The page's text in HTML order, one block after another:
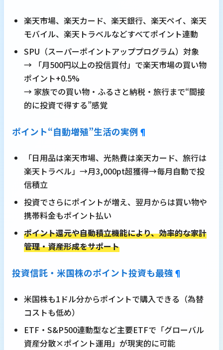
楽天市場、楽天カード、楽天銀行、楽天ペイ、楽天
モバイル、楽天トラベルなどすべてポイント連動
SPU（スーパーポイントアッププログラム）対象
→ 「月500円以上の投信買付」で楽天市場の買い物
ポイント+0.5%
→ 家族での買い物・ふるさと納税・旅行まで“間接
的に投資で得する”感覚
ポイント“自動増殖”生活の実例 ¶
「日用品は楽天市場、光熱費は楽天カード、旅行は
楽天トラベル」→月3,000pt超獲得→毎月自動で投
信積立
投資でさらにポイントが増え、翌月からは買い物や
携帯料金もポイント払い
ポイント還元や自動積立機能により、効率的な家計
管理・資産形成をサポート
投資信託・米国株のポイント投資も最強 ¶
米国株も1ドル分からポイントで購入できる（為替
コストも低め）
ETF・S&P500連動型など主要ETFで「グローバル
資産分散×ポイント運用」が現実的に可能